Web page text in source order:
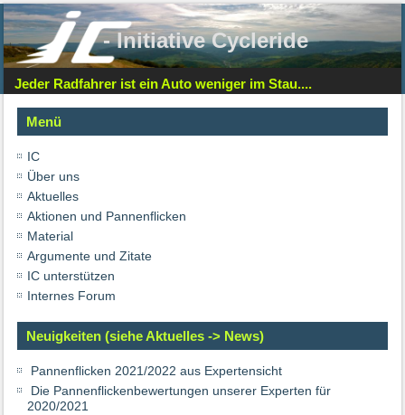
- Initiative Cycleride
Jeder Radfahrer ist ein Auto weniger im Stau....
Menü
IC
Über uns
Aktuelles
Aktionen und Pannenflicken
Material
Argumente und Zitate
IC unterstützen
Internes Forum
Neuigkeiten (siehe Aktuelles -> News)
Pannenflicken 2021/2022 aus Expertensicht
Die Pannenflickenbewertungen unserer Experten für
2020/2021